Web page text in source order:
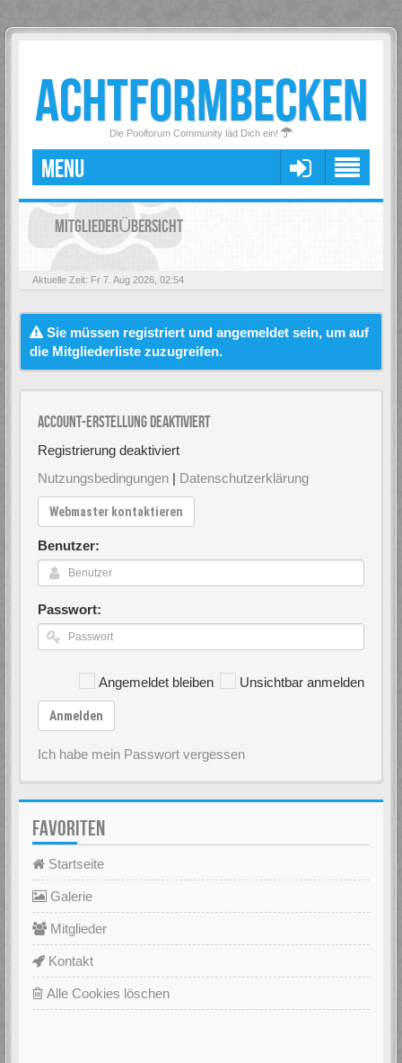
ACHTFORMBECKEN
Die Poolforum Community läd Dich ein!
MENU
MITGLIEDERÜBERSICHT
Aktuelle Zeit: Fr 7. Aug 2026, 02:54
Sie müssen registriert und angemeldet sein, um auf
die Mitgliederliste zuzugreifen.
Account-Erstellung deaktiviert
Registrierung deaktiviert
Nutzungsbedingungen | Datenschutzerklärung
Webmaster kontaktieren
Benutzer:
Passwort:
Angemeldet bleiben Unsichtbar anmelden
Anmelden
Ich habe mein Passwort vergessen
FAVORITEN
Startseite
Galerie
Mitglieder
Kontakt
Alle Cookies löschen